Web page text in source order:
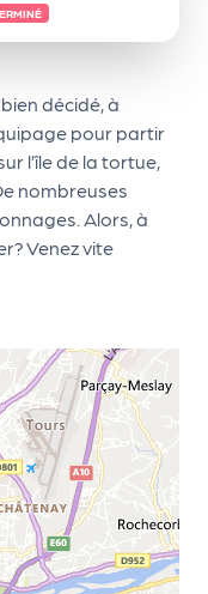
décidé, à
pour partir
l’île de la tortue,
nombreuses
Alors, à
Venez vite